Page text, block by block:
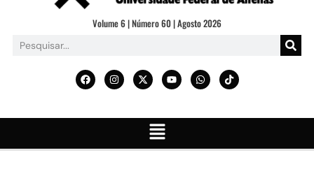
Volume 6 | Número 60 | Agosto 2026